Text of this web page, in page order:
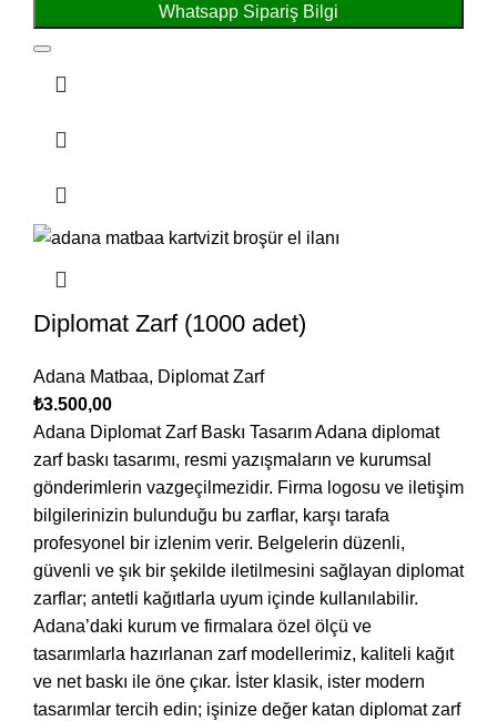
Whatsapp Sipariş Bilgi
Diplomat Zarf (1000 adet)
Adana Matbaa, Diplomat Zarf
₺3.500,00
Adana Diplomat Zarf Baskı Tasarım Adana diplomat
zarf baskı tasarımı, resmi yazışmaların ve kurumsal
gönderimlerin vazgeçilmezidir. Firma logosu ve iletişim
bilgilerinizin bulunduğu bu zarflar, karşı tarafa
profesyonel bir izlenim verir. Belgelerin düzenli,
güvenli ve şık bir şekilde iletilmesini sağlayan diplomat
zarflar; antetli kağıtlarla uyum içinde kullanılabilir.
Adana’daki kurum ve firmalara özel ölçü ve
tasarımlarla hazırlanan zarf modellerimiz, kaliteli kağıt
ve net baskı ile öne çıkar. İster klasik, ister modern
tasarımlar tercih edin; işinize değer katan diplomat zarf